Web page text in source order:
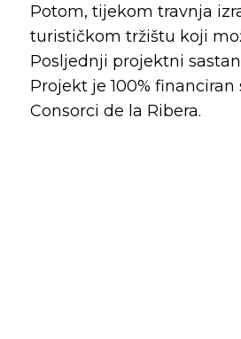
Potom, tijekom travnja
turističkom tržištu koji
Posljednji projektni
Projekt je 100%
Consorci de la Ribera.